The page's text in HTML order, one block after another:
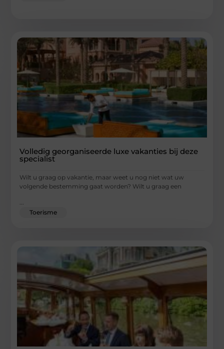
Volledig georganiseerde luxe vakanties bij deze
specialist
Wilt u graag op vakantie, maar weet u nog niet wat uw
volgende bestemming gaat worden? Wilt u graag een
...
Toerisme